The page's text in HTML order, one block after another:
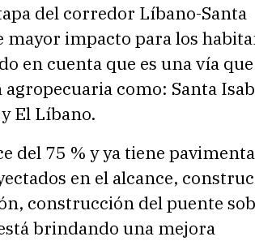
del corredor Líbano-Santa
mayor impacto para los
en cuenta que es una vía
como: Santa
El Líbano.
del 75 % y ya tiene
en el alcance,
construcción del puente
brindando una mejora